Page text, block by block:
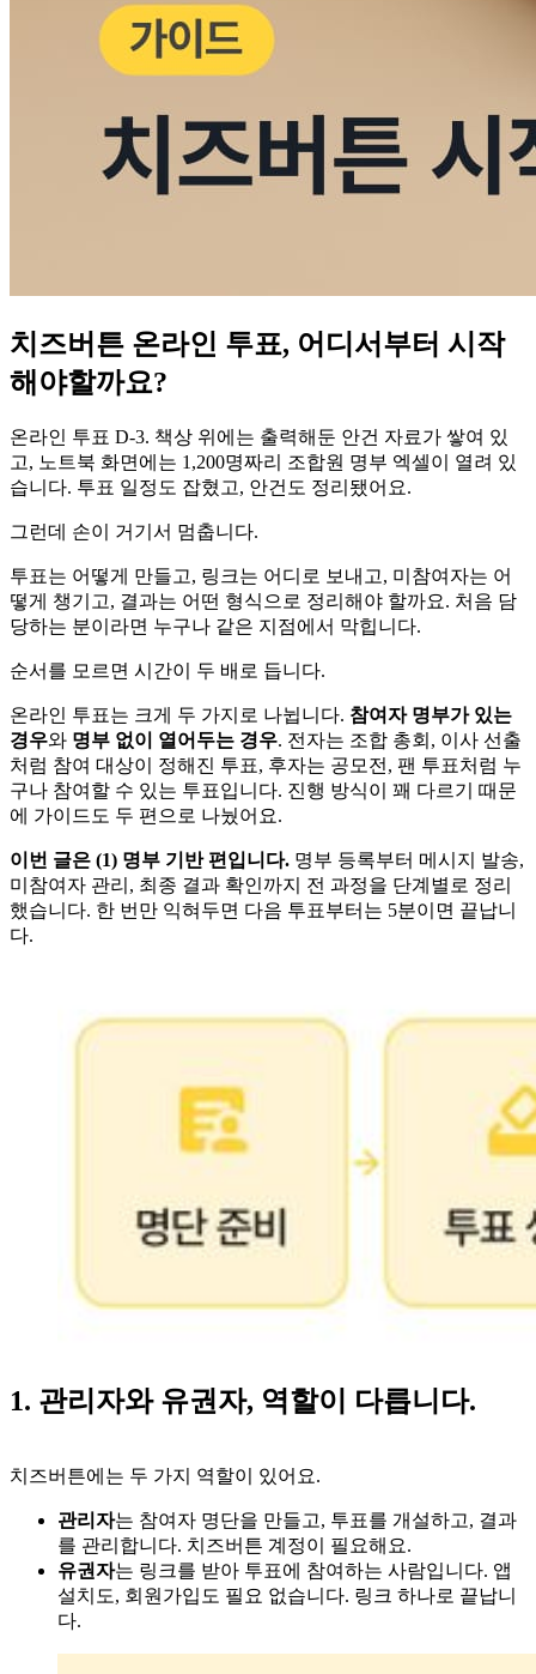
치즈버튼 온라인 투표, 어디서부터 시작
해야할까요?
온라인 투표 D-3. 책상 위에는 출력해둔 안건 자료가 쌓여 있
고, 노트북 화면에는 1,200명짜리 조합원 명부 엑셀이 열려 있
습니다. 투표 일정도 잡혔고, 안건도 정리됐어요.
그런데 손이 거기서 멈춥니다.
투표는 어떻게 만들고, 링크는 어디로 보내고, 미참여자는 어
떻게 챙기고, 결과는 어떤 형식으로 정리해야 할까요. 처음 담
당하는 분이라면 누구나 같은 지점에서 막힙니다.
순서를 모르면 시간이 두 배로 듭니다.
온라인 투표는 크게 두 가지로 나뉩니다. 참여자 명부가 있는
경우와 명부 없이 열어두는 경우. 전자는 조합 총회, 이사 선출
처럼 참여 대상이 정해진 투표, 후자는 공모전, 팬 투표처럼 누
구나 참여할 수 있는 투표입니다. 진행 방식이 꽤 다르기 때문
에 가이드도 두 편으로 나눴어요.
이번 글은 (1) 명부 기반 편입니다. 명부 등록부터 메시지 발송,
미참여자 관리, 최종 결과 확인까지 전 과정을 단계별로 정리
했습니다. 한 번만 익혀두면 다음 투표부터는 5분이면 끝납니
다.
1. 관리자와 유권자, 역할이 다릅니다.
치즈버튼에는 두 가지 역할이 있어요.
관리자는 참여자 명단을 만들고, 투표를 개설하고, 결과
를 관리합니다. 치즈버튼 계정이 필요해요.
유권자는 링크를 받아 투표에 참여하는 사람입니다. 앱
설치도, 회원가입도 필요 없습니다. 링크 하나로 끝납니
다.